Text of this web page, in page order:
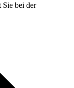
Sie bei der